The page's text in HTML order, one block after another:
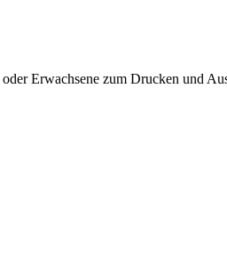
Erwachsene zum Drucken und